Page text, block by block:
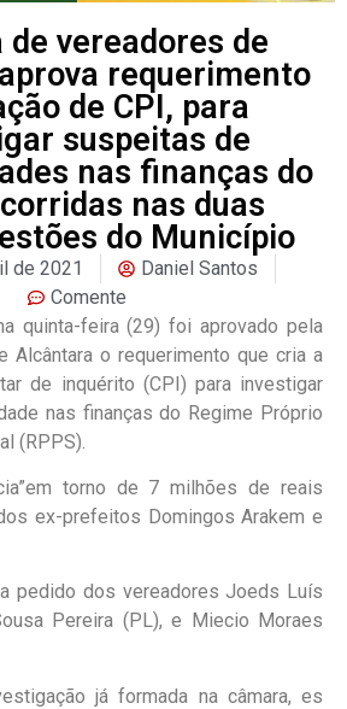
de vereadores de
requerimento
de CPI, para
suspeitas de
nas finanças do
nas duas
do Município
de 2021
Daniel Santos
Comente
quinta-feira (29) foi aprovado pela
Alcântara o requerimento que cria a
de inquérito (CPI) para investigar
nas finanças do Regime Próprio
(RPPS).
torno de 7 milhões de reais
ex-prefeitos Domingos Arakem e
pedido dos vereadores Joeds Luís
Pereira (PL), e Miecio Moraes
já formada na câmara, es